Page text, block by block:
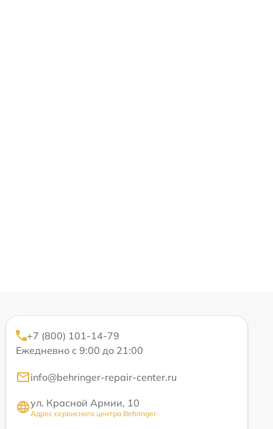
+7 (800) 101-14-79
Ежедневно с 9:00 до 21:00
info@behringer-repair-center.ru
ул. Красной Армии, 10
Адрес сервисного центра Behringer